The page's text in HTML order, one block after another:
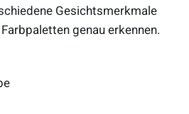
Gesichtsmerkmale
genau erkennen.